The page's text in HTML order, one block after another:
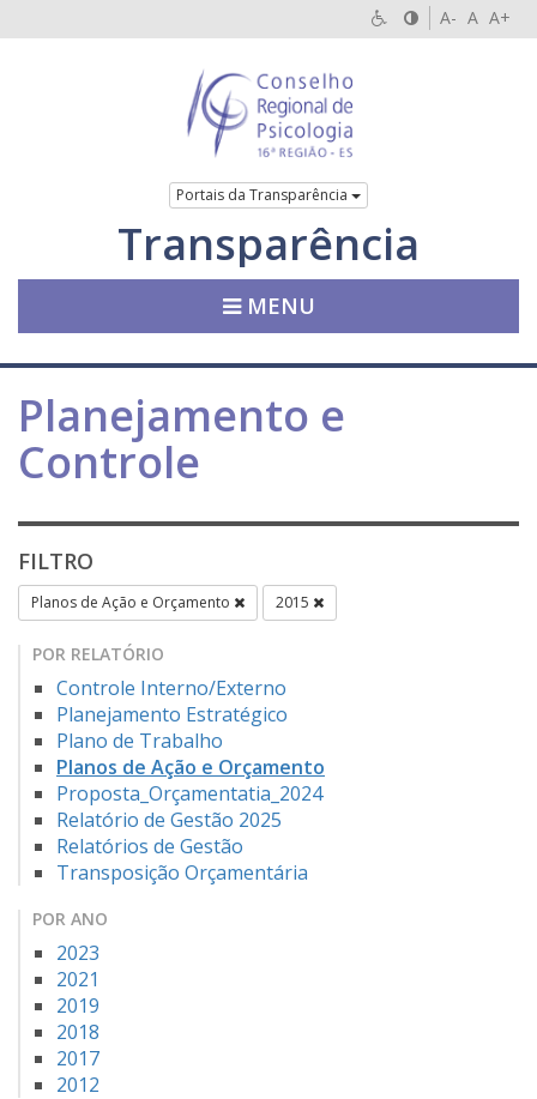
A- A A+
Portais da Transparência
Transparência
MENU
Planejamento e
Controle
FILTRO
Planos de Ação e Orçamento 2015
POR RELATÓRIO
Controle Interno/Externo
Planejamento Estratégico
Plano de Trabalho
Planos de Ação e Orçamento
Proposta_Orçamentatia_2024
Relatório de Gestão 2025
Relatórios de Gestão
Transposição Orçamentária
POR ANO
2023
2021
2019
2018
2017
2012